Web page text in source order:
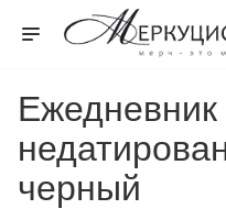
Ежедневник
черный